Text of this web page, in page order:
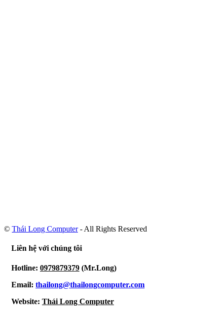
© Thái Long Computer- All Rights Reserved
Liên hệ với chúng tôi
Hotline: 0979879379 (Mr.Long)
Email: thailong@thailongcomputer.com
Website: Thái Long Computer